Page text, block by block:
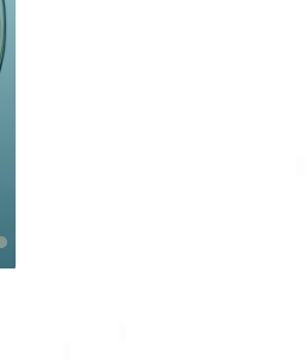
على مواقع التواصل